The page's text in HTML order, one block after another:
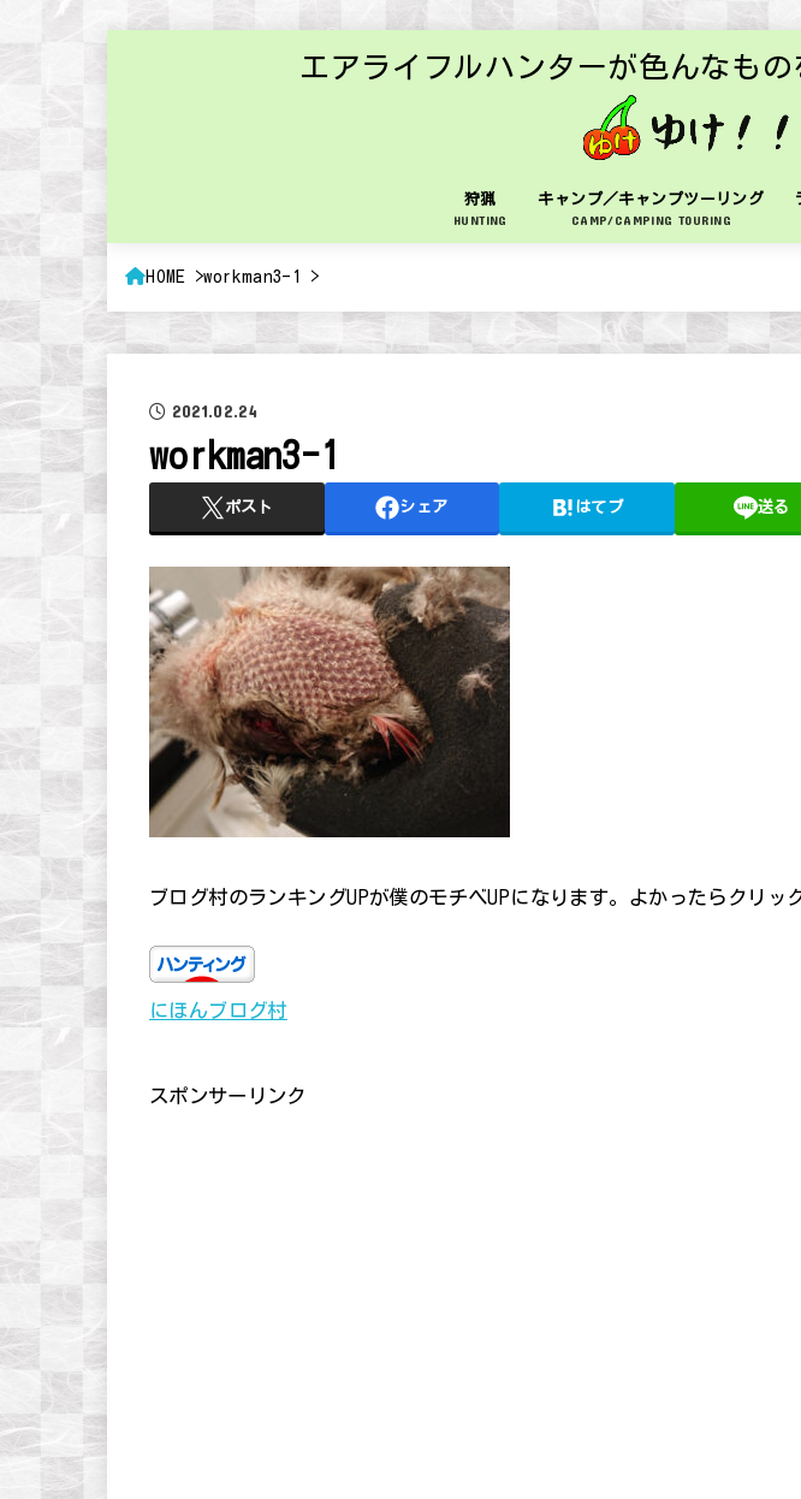
エアライフルハンターが色んなも
狩猟
HUNTING
キャンプ／キャンプツーリング
CAMP/CAMPING TOURING
HOME workman3-1
2021.02.24
workman3-1
ポスト シェア はてブ 送る
ブログ村のランキングUPが僕のモチベUPになります。よかったらクリッ
にほんブログ村
スポンサーリンク